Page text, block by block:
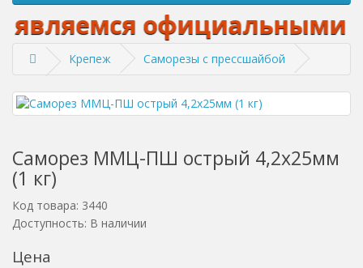
официальными
Крепеж Саморезы с прессшайбой
Саморез ММЦ-ПШ острый 4,2х25мм
(1 кг)
Код товара: 3440
Доступность: В наличии
Цена